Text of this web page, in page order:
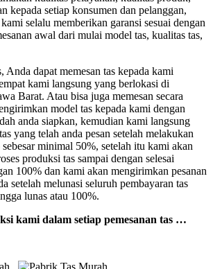
kepada setiap konsumen dan pelanggan,
selalu memberikan garansi sesuai dengan
awal dari mulai model tas, kualitas tas,
Anda dapat memesan tas kepada kami
kami langsung yang berlokasi di
Barat. Atau bisa juga memesan secara
model tas kepada kami dengan
anda siapkan, kemudian kami langsung
yang telah anda pesan setelah melakukan
minimal 50%, setelah itu kami akan
produksi tas sampai dengan selesai
100% dan kami akan mengirimkan pesanan
setelah melunasi seluruh pembayaran tas
lunas atau 100%.
kami dalam setiap pemesanan tas …